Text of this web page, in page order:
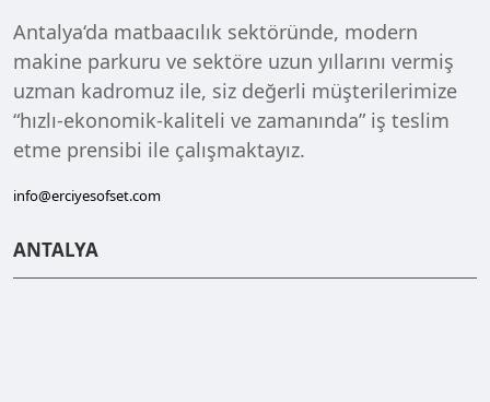
Antalya‘da matbaacılık sektöründe, modern
makine parkuru ve sektöre uzun yıllarını vermiş
uzman kadromuz ile, siz değerli müşterilerimize
“hızlı-ekonomik-kaliteli ve zamanında” iş teslim
etme prensibi ile çalışmaktayız.
info@erciyesofset.com
ANTALYA